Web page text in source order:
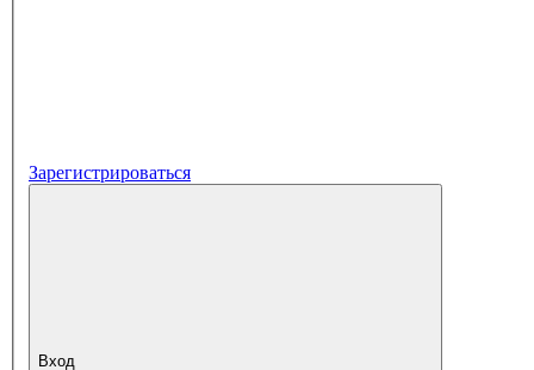
Зарегистрироваться
Вход